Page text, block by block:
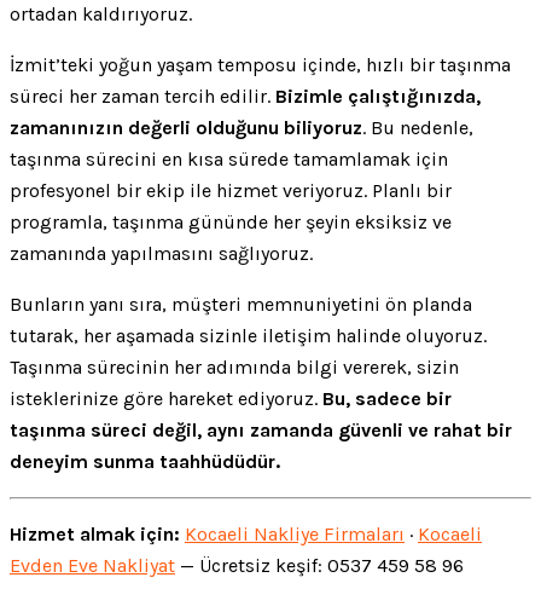
ortadan kaldırıyoruz.
İzmit’teki yoğun yaşam temposu içinde, hızlı bir taşınma
süreci her zaman tercih edilir. Bizimle çalıştığınızda,
zamanınızın değerli olduğunu biliyoruz. Bu nedenle,
taşınma sürecini en kısa sürede tamamlamak için
profesyonel bir ekip ile hizmet veriyoruz. Planlı bir
programla, taşınma gününde her şeyin eksiksiz ve
zamanında yapılmasını sağlıyoruz.
Bunların yanı sıra, müşteri memnuniyetini ön planda
tutarak, her aşamada sizinle iletişim halinde oluyoruz.
Taşınma sürecinin her adımında bilgi vererek, sizin
isteklerinize göre hareket ediyoruz. Bu, sadece bir
taşınma süreci değil, aynı zamanda güvenli ve rahat bir
deneyim sunma taahhüdüdür.
Hizmet almak için: Kocaeli Nakliye Firmaları · Kocaeli
Evden Eve Nakliyat — Ücretsiz keşif: 0537 459 58 96